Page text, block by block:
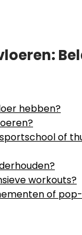
hebben?
of
workouts?
of